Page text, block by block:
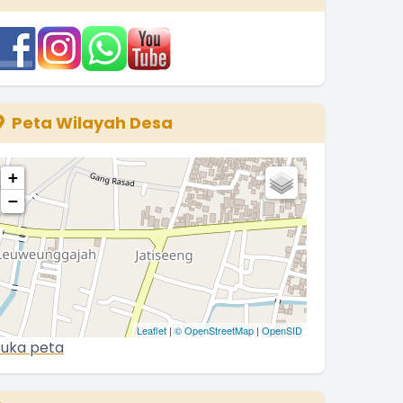
Bravo Para Kader Sub PPKBD Desa
............ !!
Kuwu JATISEENG
Desember 2025 06:34:56
Peta Wilayah Desa
+
−
Leaflet | © OpenStreetMap | OpenSID
peta